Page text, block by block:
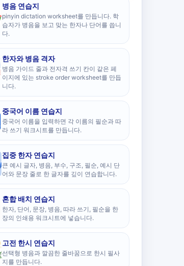
병음 연습지
pinyin dictation worksheet를 만듭니다. 학
습자가 병음을 보고 맞는 한자나 단어를 씁니
다.
한자와 병음 격자
병음 가이드 줄과 전자격 쓰기 칸이 같은 페
이지에 있는 stroke order worksheet를 만듭
니다.
중국어 이름 연습지
중국어 이름을 입력하면 각 이름의 필순과 따
라 쓰기 워크시트를 만듭니다.
집중 한자 연습지
큰 예시 글자, 병음, 부수, 구조, 필순, 예시 단
어와 문장 줄로 한 글자를 깊이 연습합니다.
혼합 배치 연습지
한자, 단어, 문장, 병음, 따라 쓰기, 필순을 한
장의 인쇄용 워크시트에 넣습니다.
고전 한시 연습지
선택형 병음과 깔끔한 줄바꿈으로 한시 필사
지를 만듭니다.